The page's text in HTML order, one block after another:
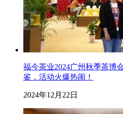
福今茶业2024广州秋季茶博
鉴，活动火爆热闹！
2024年12月22日